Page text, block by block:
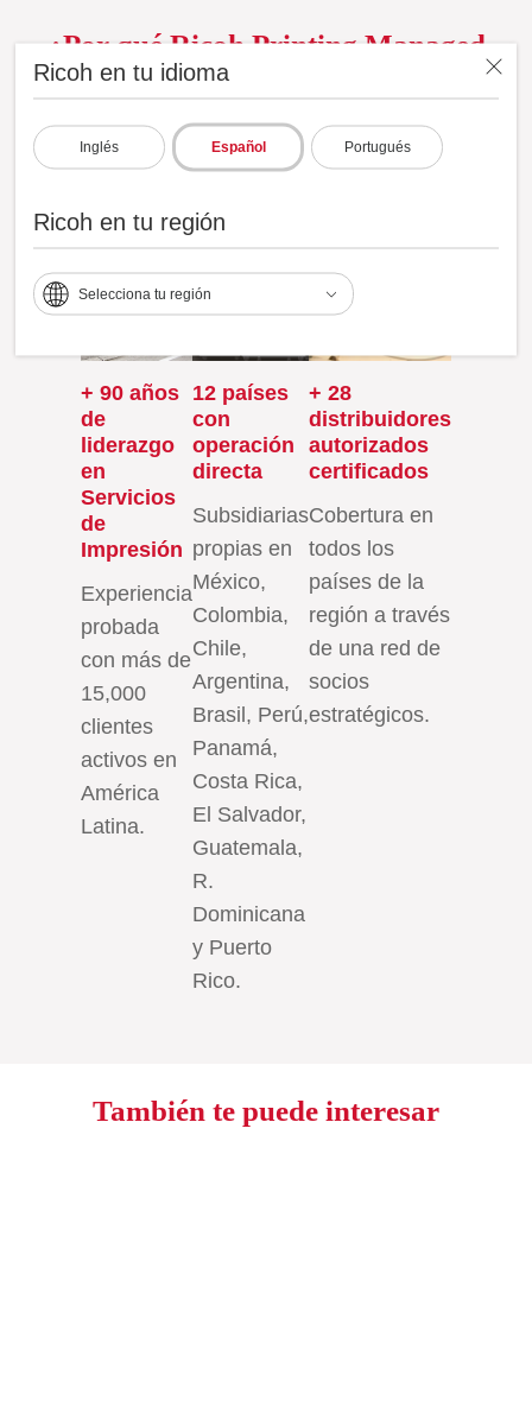
Ricoh en tu idioma
Inglés Español Portugués
Ricoh en tu región
Selecciona tu región
¿Por qué Ricoh Printing Managed
Services?
+ 90 años
de
liderazgo
en
Servicios
de
Impresión
Experiencia
probada
con más de
15,000
clientes
activos en
América
Latina.
12 países
con
operación
directa
Subsidiarias
propias en
México,
Colombia,
Chile,
Argentina,
Brasil, Perú,
Panamá,
Costa Rica,
El Salvador,
Guatemala,
R.
Dominicana
y Puerto
Rico.
+ 28
distribuidores
autorizados
certificados
Cobertura en
todos los
países de la
región a través
de una red de
socios
estratégicos.
También te puede interesar